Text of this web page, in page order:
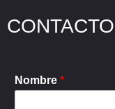
CONTACTO
Nombre *